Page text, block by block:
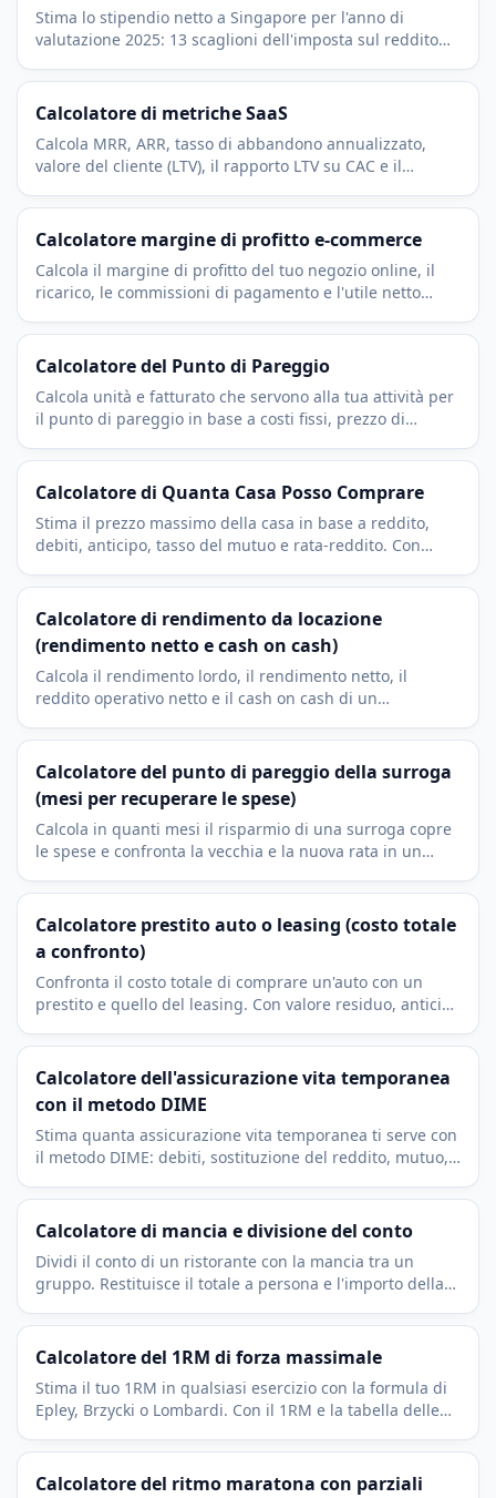
Stima lo stipendio netto a Singapore per l'anno di
valutazione 2025: 13 scaglioni dell'imposta sul reddito
deduzione SRS.
Calcolatore di metriche SaaS
Calcola MRR, ARR, tasso di abbandono annualizzato,
valore del cliente (LTV), il rapporto LTV su CAC e il
Calcolatore margine di profitto e-commerce
Calcola il margine di profitto del tuo negozio online, il
ricarico, le commissioni di pagamento e l'utile netto
Calcolatore del Punto di Pareggio
Calcola unità e fatturato che servono alla tua attività per
il punto di pareggio in base a costi fissi, prezzo di
Calcolatore di Quanta Casa Posso Comprare
Stima il prezzo massimo della casa in base a reddito,
debiti, anticipo, tasso del mutuo e rata-reddito. Con
Calcolatore di rendimento da locazione
(rendimento netto e cash on cash)
Calcola il rendimento lordo, il rendimento netto, il
reddito operativo netto e il cash on cash di un
Calcolatore del punto di pareggio della surroga
(mesi per recuperare le spese)
Calcola in quanti mesi il risparmio di una surroga copre
le spese e confronta la vecchia e la nuova rata in un
Calcolatore prestito auto o leasing (costo totale
a confronto)
Confronta il costo totale di comprare un'auto con un
prestito e quello del leasing. Con valore residuo, anticipi,
Calcolatore dell'assicurazione vita temporanea
con il metodo DIME
Stima quanta assicurazione vita temporanea ti serve con
il metodo DIME: debiti, sostituzione del reddito, mutuo,
Calcolatore di mancia e divisione del conto
Dividi il conto di un ristorante con la mancia tra un
gruppo. Restituisce il totale a persona e l'importo della
Calcolatore del 1RM di forza massimale
Stima il tuo 1RM in qualsiasi esercizio con la formula di
Epley, Brzycki o Lombardi. Con il 1RM e la tabella delle
Calcolatore del ritmo maratona con parziali